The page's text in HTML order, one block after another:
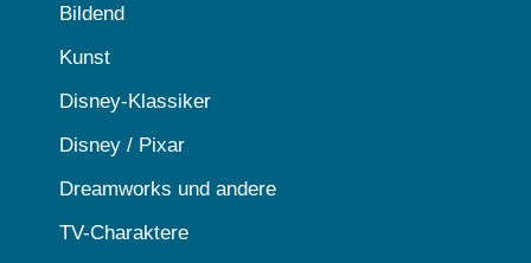
Bildend
Kunst
Disney-Klassiker
Disney / Pixar
Dreamworks und andere
TV-Charaktere